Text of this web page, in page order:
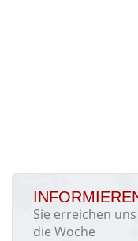
Sie erreichen
die Woche